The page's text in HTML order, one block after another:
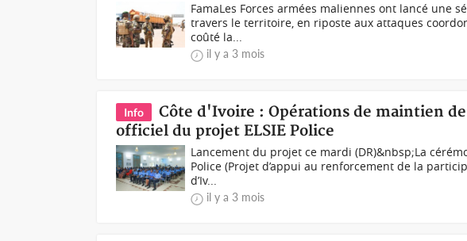
FamaLes Forces armées maliennes ont lancé une
travers le territoire, en riposte aux attaques
coûté la...
il y a 3 mois
Info
Côte d'Ivoire : Opérations de maintien
officiel du projet ELSIE Police
Lancement du projet ce mardi (DR)&nbsp;La
Police (Projet d’appui au renforcement de la
d’Iv...
il y a 3 mois